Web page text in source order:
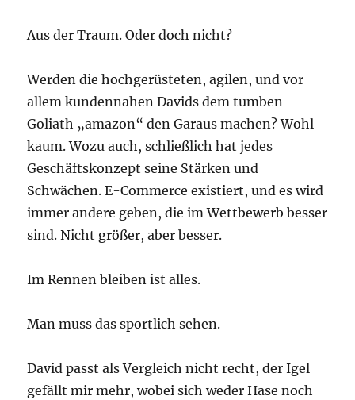
Aus der Traum. Oder doch nicht?
Werden die hochgerüsteten, agilen, und vor
allem kundennahen Davids dem tumben
Goliath „amazon“ den Garaus machen? Wohl
kaum. Wozu auch, schließlich hat jedes
Geschäftskonzept seine Stärken und
Schwächen. E-Commerce existiert, und es wird
immer andere geben, die im Wettbewerb besser
sind. Nicht größer, aber besser.
Im Rennen bleiben ist alles.
Man muss das sportlich sehen.
David passt als Vergleich nicht recht, der Igel
gefällt mir mehr, wobei sich weder Hase noch